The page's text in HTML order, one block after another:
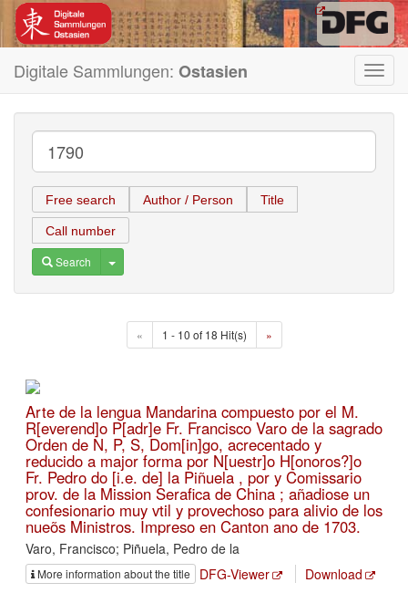
Digitale Sammlungen: Ostasien
Free search Author / Person Title
Call number
Search Toggle Dropdown
« 1 - 10 of 18 Hit(s) »
Arte de la lengua Mandarina compuesto por el M.
R[everend]o P[adr]e Fr. Francisco Varo de la sagrado
Orden de N, P, S, Dom[in]go, acrecentado y
reducido a major forma por N[uestr]o H[onoros?]o
Fr. Pedro do [i.e. de] la Piñuela , por y Comissario
prov. de la Mission Serafica de China ; añadiose un
confesionario muy vtil y provechoso para alivio de los
nueõs Ministros. Impreso en Canton ano de 1703.
Varo, Francisco; Piñuela, Pedro de la
More information about the title DFG-Viewer Download